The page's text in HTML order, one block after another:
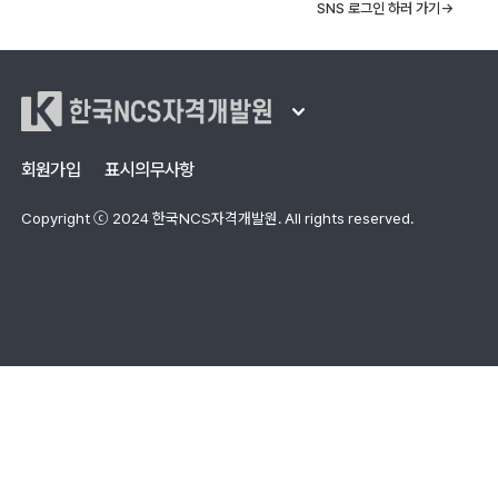
SNS 로그인 하러 가기→
한국NCS자격개발원
회원가입 표시의무사항
Copyright ⓒ 2024 한국NCS자격개발원. All rights reserved.